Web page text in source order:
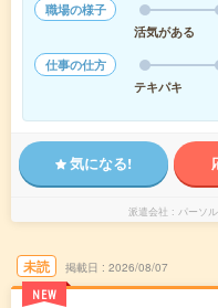
職場の様子
活気がある
仕事の仕方
テキパキ
気になる!
派遣会社 パーソ
未読
NEW
掲載日 2026/08/07